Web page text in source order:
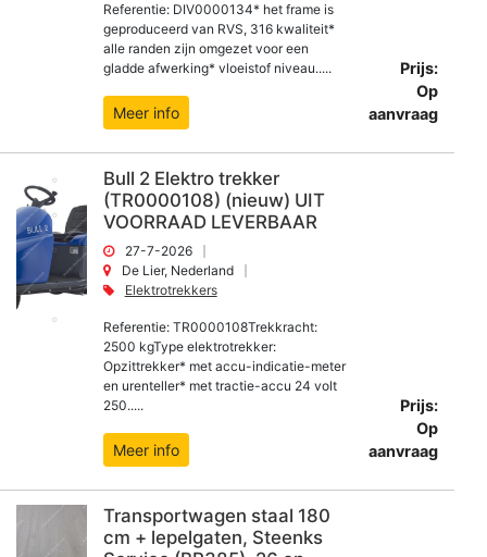
Referentie: DIV0000134* het frame is
geproduceerd van RVS, 316 kwaliteit*
alle randen zijn omgezet voor een
gladde afwerking* vloeistof niveau.....
Meer info
Prijs:
Op
aanvraag
Bull 2 Elektro trekker
(TR0000108) (nieuw) UIT
VOORRAAD LEVERBAAR
27-7-2026
De Lier, Nederland
Elektrotrekkers
Referentie: TR0000108Trekkracht:
2500 kgType elektrotrekker:
Opzittrekker* met accu-indicatie-meter
en urenteller* met tractie-accu 24 volt
250.....
Meer info
Prijs:
Op
aanvraag
Transportwagen staal 180
cm + lepelgaten, Steenks